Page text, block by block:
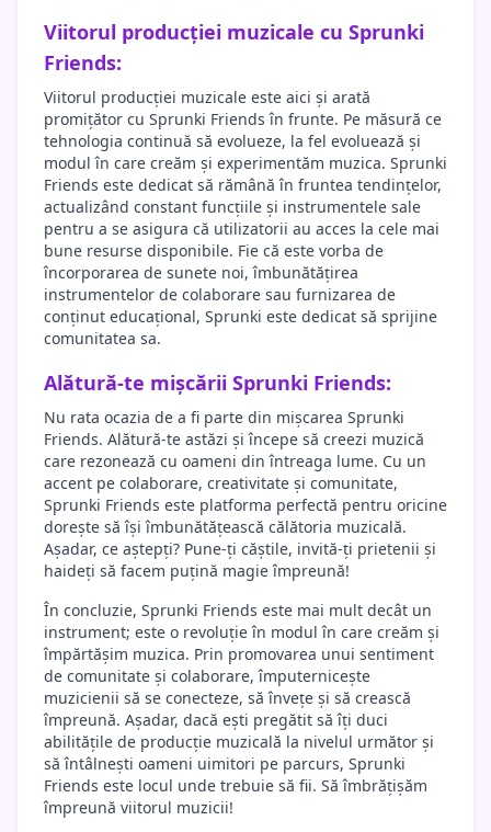
Viitorul producției muzicale cu Sprunki
Friends:
Viitorul producției muzicale este aici și arată
promițător cu Sprunki Friends în frunte. Pe măsură ce
tehnologia continuă să evolueze, la fel evoluează și
modul în care creăm și experimentăm muzica. Sprunki
Friends este dedicat să rămână în fruntea tendințelor,
actualizând constant funcțiile și instrumentele sale
pentru a se asigura că utilizatorii au acces la cele mai
bune resurse disponibile. Fie că este vorba de
încorporarea de sunete noi, îmbunătățirea
instrumentelor de colaborare sau furnizarea de
conținut educațional, Sprunki este dedicat să sprijine
comunitatea sa.
Alătură-te mișcării Sprunki Friends:
Nu rata ocazia de a fi parte din mișcarea Sprunki
Friends. Alătură-te astăzi și începe să creezi muzică
care rezonează cu oameni din întreaga lume. Cu un
accent pe colaborare, creativitate și comunitate,
Sprunki Friends este platforma perfectă pentru oricine
dorește să își îmbunătățească călătoria muzicală.
Așadar, ce aștepți? Pune-ți căștile, invită-ți prietenii și
haideți să facem puțină magie împreună!
În concluzie, Sprunki Friends este mai mult decât un
instrument; este o revoluție în modul în care creăm și
împărtășim muzica. Prin promovarea unui sentiment
de comunitate și colaborare, împuternicește
muzicienii să se conecteze, să învețe și să crească
împreună. Așadar, dacă ești pregătit să îți duci
abilitățile de producție muzicală la nivelul următor și
să întâlnești oameni uimitori pe parcurs, Sprunki
Friends este locul unde trebuie să fii. Să îmbrățișăm
împreună viitorul muzicii!